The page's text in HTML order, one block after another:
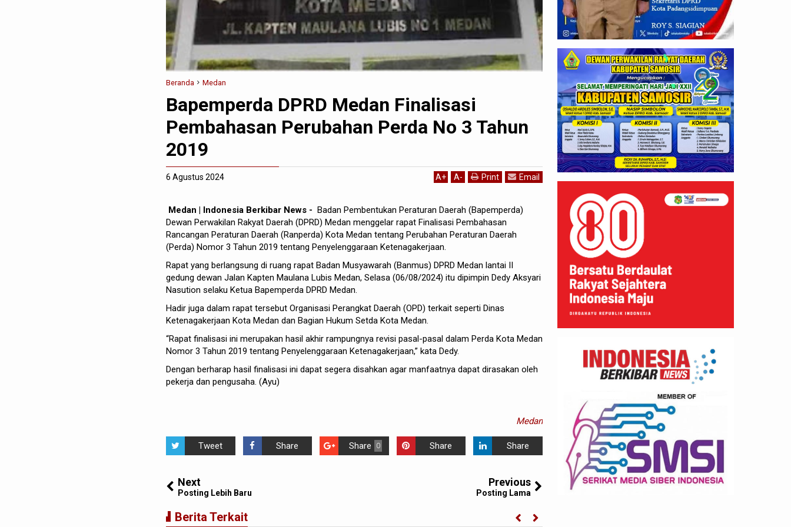
Beranda Medan
Bapemperda DPRD Medan Finalisasi
Pembahasan Perubahan Perda No 3 Tahun
2019
6 Agustus 2024 A+ A- Print Email
Medan | Indonesia Berkibar News - Badan Pembentukan Peraturan Daerah (Bapemperda)
Dewan Perwakilan Rakyat Daerah (DPRD) Medan menggelar rapat Finalisasi Pembahasan
Rancangan Peraturan Daerah (Ranperda) Kota Medan tentang Perubahan Peraturan Daerah
(Perda) Nomor 3 Tahun 2019 tentang Penyelenggaraan Ketenagakerjaan.
Rapat yang berlangsung di ruang rapat Badan Musyawarah (Banmus) DPRD Medan lantai II
gedung dewan Jalan Kapten Maulana Lubis Medan, Selasa (06/08/2024) itu dipimpin Dedy Aksyari
Nasution selaku Ketua Bapemperda DPRD Medan.
Hadir juga dalam rapat tersebut Organisasi Perangkat Daerah (OPD) terkait seperti Dinas
Ketenagakerjaan Kota Medan dan Bagian Hukum Setda Kota Medan.
“Rapat finalisasi ini merupakan hasil akhir rampungnya revisi pasal-pasal dalam Perda Kota Medan
Nomor 3 Tahun 2019 tentang Penyelenggaraan Ketenagakerjaan,” kata Dedy.
Dengan berharap hasil finalisasi ini dapat segera disahkan agar manfaatnya dapat dirasakan oleh
pekerja dan pengusaha. (Ayu)
Medan
Tweet Share 0
Share Share Share
Next
Posting Lebih Baru
Previous
Posting Lama
Berita Terkait